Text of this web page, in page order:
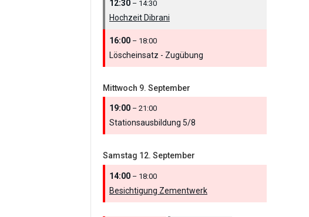
12:30 – 14:30
Hochzeit Dibrani
16:00 – 18:00
Löscheinsatz - Zugübung
Mittwoch 9. September
19:00 – 21:00
Stationsausbildung 5/8
Samstag 12. September
14:00 – 18:00
Besichtigung Zementwerk